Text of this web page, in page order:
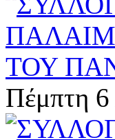
Πέμπτη